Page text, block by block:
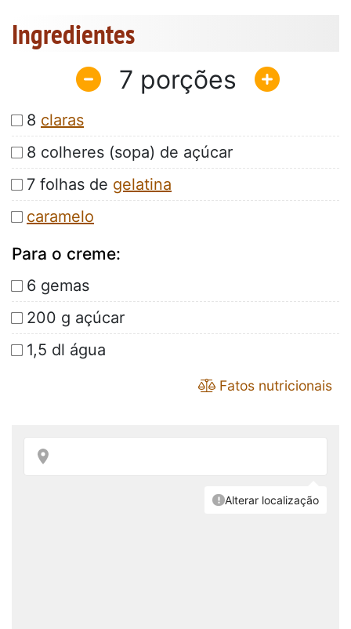
Ingredientes
7
8 claras
8 colheres (sopa) de açúcar
7 folhas de gelatina
caramelo
Para o creme:
6 gemas
200 g açúcar
1,5 dl água
Fatos nutricionais